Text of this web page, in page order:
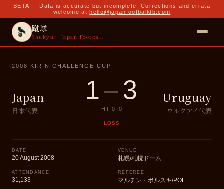
BETA — Data is accurate but incomplete. Corrections and errata
welcome at hello@japanfootballdb.com
蹴球
Shukyu · Japan Football
2008 KIRIN CHALLENGE CUP
Japan
日本代表
1–3
HT 0–0
LOSS
Uruguay
ウルグアイ代表
DATE
20 August 2008
VENUE
札幌/札幌ドーム
ATTENDANCE
31,133
REFEREE
マルチン・ボルスキ/POL